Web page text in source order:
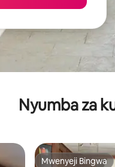
Nyumba za
Mwenyeji Bingwa